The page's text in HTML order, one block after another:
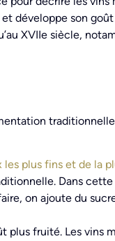
développe son
XVIIe siècle,
les plus fins et de la
Dans
on ajoute du
plus fruité. Les vins